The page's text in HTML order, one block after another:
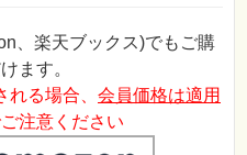
、楽天ブックス)でもご購
ます。
る場合、 会員価格は適用
注意ください